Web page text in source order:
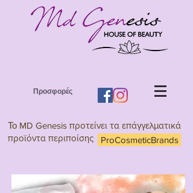
Προσφορές
Το MD Genesis προτείνει τα επάγγελματικά
προϊόντα περιποίσης
ProCosmeticBrands